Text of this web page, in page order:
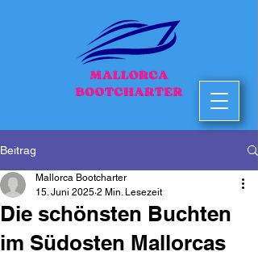
Beitrag
Die schönsten Buchten
im Südosten Mallorcas
Mallorca Bootcharter
15. Juni 2025 2 Min. Lesezeit